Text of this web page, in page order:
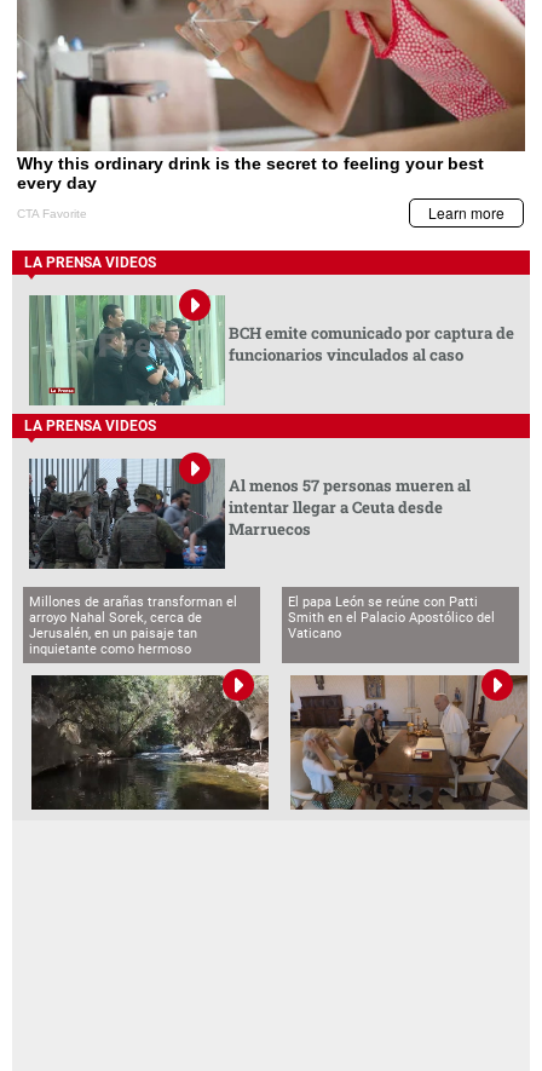
LA PRENSA VIDEOS
BCH emite comunicado por captura de
funcionarios vinculados al caso
LA PRENSA VIDEOS
Al menos 57 personas mueren al
intentar llegar a Ceuta desde
Marruecos
Millones de arañas transforman el
arroyo Nahal Sorek, cerca de
Jerusalén, en un paisaje tan
inquietante como hermoso
El papa León se reúne con Patti
Smith en el Palacio Apostólico del
Vaticano